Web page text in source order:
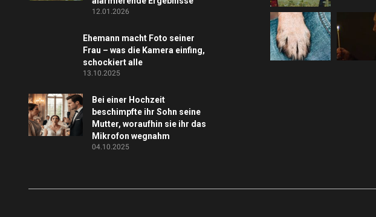
12.01.2026
Ehemann macht Foto seiner
Frau – was die Kamera einfing,
schockiert alle
13.10.2025
Bei einer Hochzeit
beschimpfte ihr Sohn seine
Mutter, woraufhin sie ihr das
Mikrofon wegnahm
04.10.2025